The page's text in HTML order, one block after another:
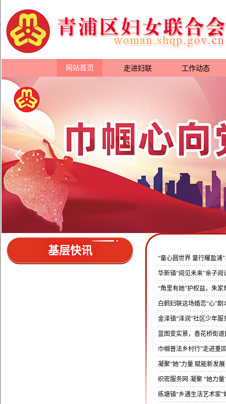
网站首页 走进妇联 工作动态
基层快讯
“童心圆世界 童行耀盈
华新镇“阅见未来”亲子
“角里有她”护权益，朱
白鹤妇联这场婚恋“心”
金泽镇“泽润”社区少年
蓝图变实景，香花桥街
巾帼普法乡村行”走进重
凝聚“她”力量 赋能新发
织密服务网·凝聚 “她力
练塘镇“乡遇生活艺术家